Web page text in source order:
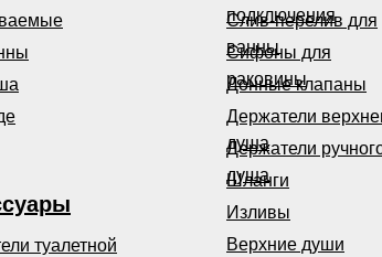
туалетной
подключения
Слив-перелив для
ванны
Сифоны для
раковины
Донные клапаны
Держатели
душа
Держатели
душа
Шланги
Изливы
Верхние души